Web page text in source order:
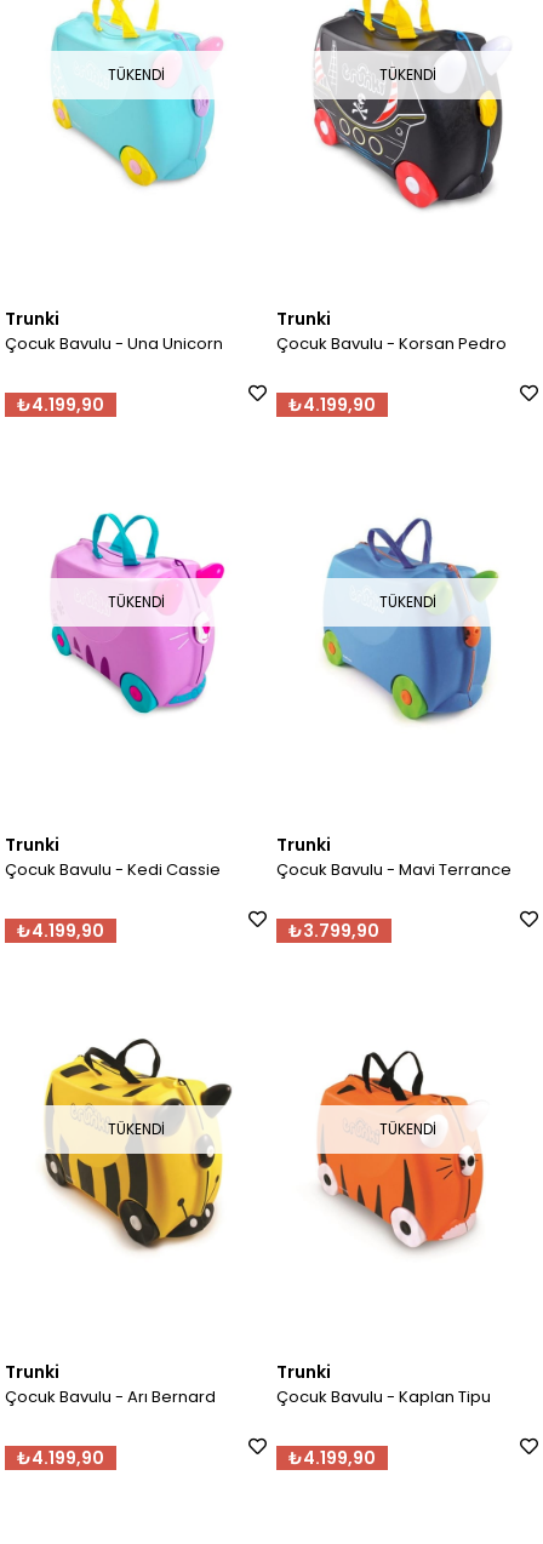
TÜKENDI
Trunki
Çocuk Bavulu - Una Unicorn
₺4.199,90
TÜKENDI
Trunki
Çocuk Bavulu - Korsan Pedro
₺4.199,90
TÜKENDI
Trunki
Çocuk Bavulu - Kedi Cassie
₺4.199,90
TÜKENDI
Trunki
Çocuk Bavulu - Mavi Terrance
₺3.799,90
TÜKENDI
Trunki
Çocuk Bavulu - Arı Bernard
₺4.199,90
TÜKENDI
Trunki
Çocuk Bavulu - Kaplan Tipu
₺4.199,90